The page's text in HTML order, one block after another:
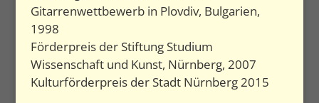
Gitarrenwettbewerb in Plovdiv, Bulgarien,
1998
Förderpreis der Stiftung Studium
Wissenschaft und Kunst, Nürnberg, 2007
Kulturförderpreis der Stadt Nürnberg 2015